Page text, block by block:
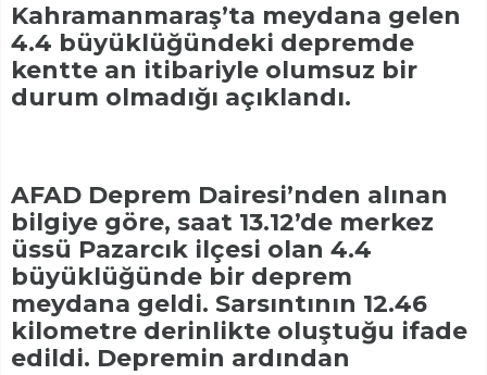
Kahramanmaraş’ta meydana gelen
4.4 büyüklüğündeki depremde
kentte an itibariyle olumsuz bir
durum olmadığı açıklandı.
AFAD Deprem Dairesi’nden alınan
bilgiye göre, saat 13.12’de merkez
üssü Pazarcık ilçesi olan 4.4
büyüklüğünde bir deprem
meydana geldi. Sarsıntının 12.46
kilometre derinlikte oluştuğu ifade
edildi. Depremin ardından